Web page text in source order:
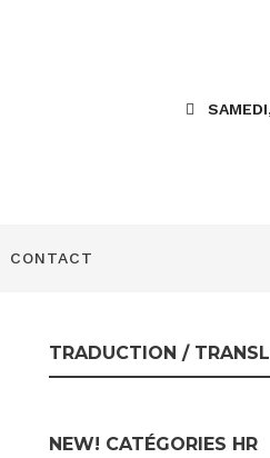
CONTACT
TRADUCTION /
NEW! CATÉGORIES HR